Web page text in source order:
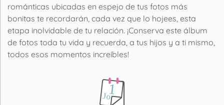
románticas ubicadas en espejo de tus fotos más
bonitas te recordarán, cada vez que lo hojees, esta
etapa inolvidable de tu relación. ¡Conserva este álbum
de fotos toda tu vida y recuerda, a tus hijos y a ti mismo,
todos esos momentos increíbles!